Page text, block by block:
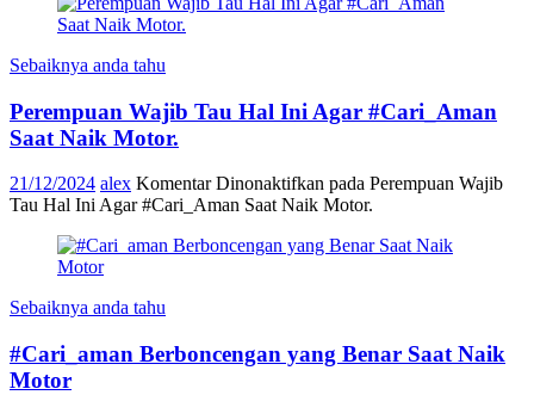
Sebaiknya anda tahu
Perempuan Wajib Tau Hal Ini Agar #Cari_Aman
Saat Naik Motor.
21/12/2024 alex Komentar Dinonaktifkan pada Perempuan Wajib
Tau Hal Ini Agar #Cari_Aman Saat Naik Motor.
Sebaiknya anda tahu
#Cari_aman Berboncengan yang Benar Saat Naik
Motor